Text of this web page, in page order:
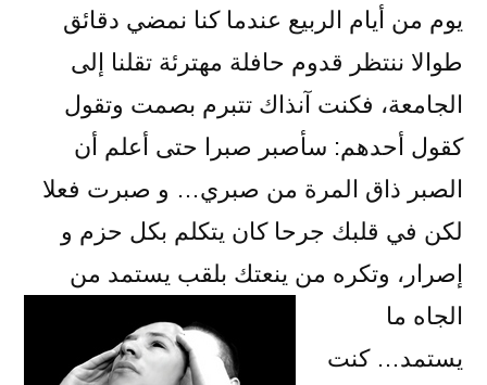
يوم من أيام الربيع عندما كنا نمضي دقائق
طوالا ننتظر قدوم حافلة مهترئة تقلنا إلى
الجامعة، فكنت آنذاك تتبرم بصمت وتقول
كقول أحدهم: سأصبر صبرا حتى أعلم أن
الصبر ذاق المرة من صبري… و صبرت فعلا
لكن في قلبك جرحا كان يتكلم بكل حزم و
إصرار، وتكره من ينعتك بلقب يستمد من
الجاه ما
يستمد… كنت